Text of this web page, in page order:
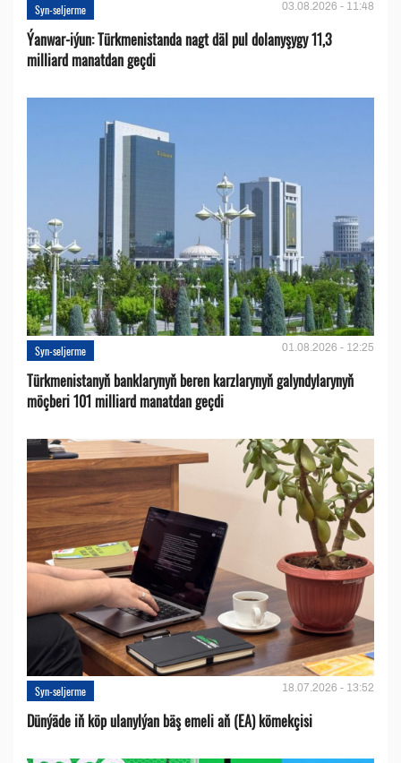
Syn-seljerme 03.08.2026 - 11:48
Ýanwar-iýun: Türkmenistanda nagt däl pul dolanyşygy 11,3
milliard manatdan geçdi
Syn-seljerme 01.08.2026 - 12:25
Türkmenistanyň banklarynyň beren karzlarynyň galyndylarynyň
möçberi 101 milliard manatdan geçdi
Syn-seljerme 18.07.2026 - 13:52
Dünýäde iň köp ulanylýan bäş emeli aň (EA) kömekçisi